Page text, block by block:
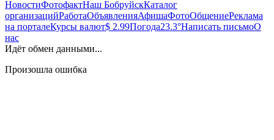
НовостиФотофактНаш БобруйскКаталог
организацийРаботаОбъявленияАфишаФотоОбщениеРеклама
на порталеКурсы валют$ 2.99Погода23.3°Написать письмоО
нас
Идёт обмен данными...
Произошла ошибка